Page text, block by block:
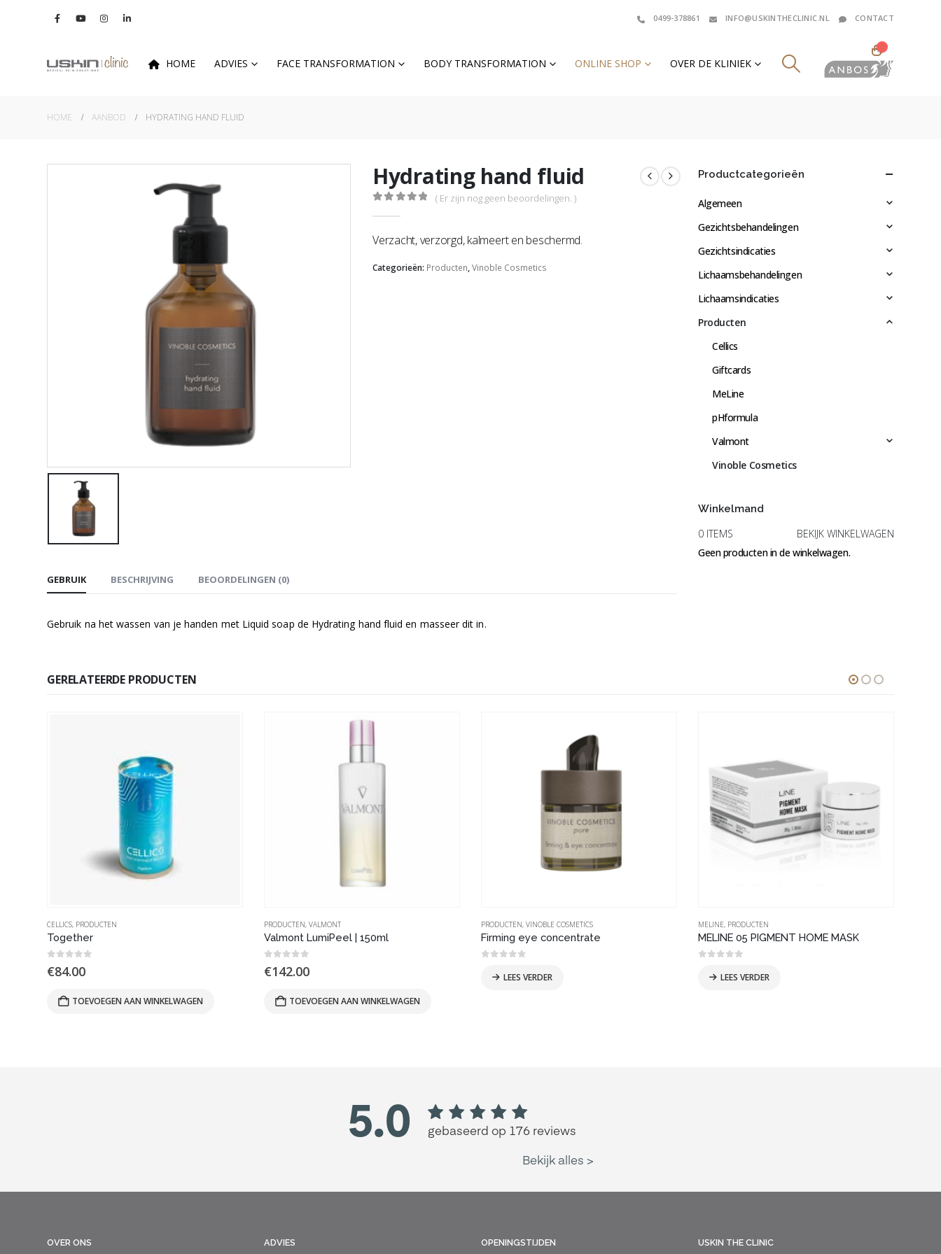
0499-378861 INFO@USKINTHECLINIC.NL CONTACT
HOME ADVIES FACE TRANSFORMATION BODY TRANSFORMATION ONLINE SHOP OVER DE KLINIEK
0
HOME AANBOD HYDRATING HAND FLUID
Hydrating hand fluid
( Er zijn nog geen beoordelingen. )
Verzacht, verzorgd, kalmeert en beschermd.
Categorieën: Producten,Vinoble Cosmetics
GEBRUIK BESCHRIJVING BEOORDELINGEN (0)
Gebruik na het wassen van je handen met Liquid soap de Hydrating hand fluid en masseer dit in.
Productcategorieën
Algemeen
Gezichtsbehandelingen
Gezichtsindicaties
Lichaamsbehandelingen
Lichaamsindicaties
Producten
Cellics
Giftcards
MeLine
pHformula
Valmont
Vinoble Cosmetics
Winkelmand
0 ITEMS
BEKIJK WINKELWAGEN
Geen producten in de winkelwagen.
GERELATEERDE PRODUCTEN
CELLICS, PRODUCTEN
Together
€84.00
TOEVOEGEN AAN WINKELWAGEN
PRODUCTEN, VALMONT
Valmont LumiPeel | 150ml
€142.00
TOEVOEGEN AAN WINKELWAGEN
PRODUCTEN, VINOBLE COSMETICS
Firming eye concentrate
LEES VERDER
MELINE, PRODUCTEN
MELINE 05 PIGMENT HOME MASK
LEES VERDER
OVER ONS ADVIES OPENINGSTIJDEN USKIN THE CLINIC